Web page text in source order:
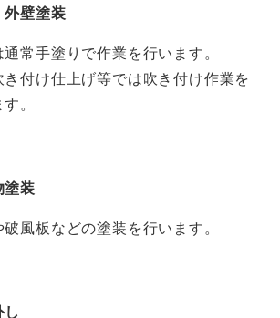
外壁塗装
常手塗りで作業を行います。
き付け仕上げ等では吹き付け作業を
。
塗装
風板などの塗装を行います。